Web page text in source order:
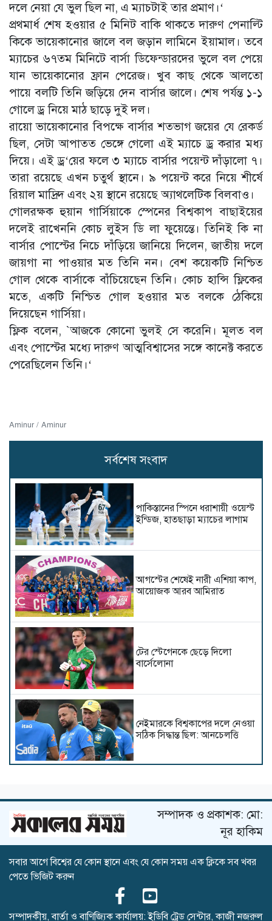
দলে নেয়া যে ভুল ছিল না, এ ম্যাচটাই তার প্রমাণ।‘
প্রথমার্ধ শেষ হওয়ার ৫ মিনিট বাকি থাকতে দারুণ পেনাল্টি
কিকে ভায়েকানোর জালে বল জড়ান লামিনে ইয়ামাল। তবে
ম্যাচের ৬৭তম মিনিটে বার্সা ডিফেন্ডারদের ভুলে বল পেয়ে
যান ভায়েকানোর ফ্রান পেরেজ। খুব কাছ থেকে আলতো
পায়ে বলটি তিনি জড়িয়ে দেন বার্সার জালে। শেষ পর্যন্ত ১-১
গোলে ড্র নিয়ে মাঠ ছাড়ে দুই দল।
রায়ো ভায়েকানোর বিপক্ষে বার্সার শতভাগ জয়ের যে রেকর্ড
ছিল, সেটা আপাতত ভেঙ্গে গেলো এই ম্যাচে ড্র করার মধ্য
দিয়ে। এই ড্র‘য়ের ফলে ৩ ম্যাচে বার্সার পয়েন্ট দাঁড়ালো ৭।
তারা রয়েছে এখন চতুর্থ স্থানে। ৯ পয়েন্ট করে নিয়ে শীর্ষে
রিয়াল মাদ্রিদ এবং ২য় স্থানে রয়েছে অ্যাথলেটিক বিলবাও।
গোলরক্ষক হুয়ান গার্সিয়াকে স্পেনের বিশ্বকাপ বাছাইয়ের
দলেই রাখেননি কোচ লুইস ডি লা ফুয়েন্তে। তিনিই কি না
বার্সার পোস্টের নিচে দাঁড়িয়ে জানিয়ে দিলেন, জাতীয় দলে
জায়গা না পাওয়ার মত তিনি নন। বেশ কয়েকটি নিশ্চিত
গোল থেকে বার্সাকে বাঁচিয়েছেন তিনি। কোচ হান্সি ফ্লিকের
মতে, একটি নিশ্চিত গোল হওয়ার মত বলকে ঠেকিয়ে
দিয়েছেন গার্সিয়া।
ফ্লিক বলেন, `আজকে কোনো ভুলই সে করেনি। মূলত বল
এবং পোস্টের মধ্যে দারুণ আত্মবিশ্বাসের সঙ্গে কানেক্ট করতে
পেরেছিলেন তিনি।‘
Aminur / Aminur
সর্বশেষ সংবাদ
পাকিস্তানের স্পিনে ধরাশায়ী ওয়েস্ট
ইন্ডিজ, হাতছাড়া ম্যাচের লাগাম
আগস্টের শেষেই নারী এশিয়া কাপ,
আয়োজক আরব আমিরাত
টের স্টেগেনকে ছেড়ে দিলো
বার্সেলোনা
নেইমারকে বিশ্বকাপের দলে নেওয়া
সঠিক সিদ্ধান্ত ছিল: আনচেলত্তি
বাংলাদেশের সঙ্গী কারা?
অস্ট্রেলিয়া সিরিজের আগে নাহিদ
সম্পাদক ও প্রকাশক: মো:
নূর হাকিম
সবার আগে বিশ্বের যে কোন স্থানে এবং যে কোন সময় এক ক্লিকে সব খবর
পেতে ভিজিট করুন
সম্পাদকীয়, বার্তা ও বাণিজ্যিক কার্যালয়: ইডিবি ট্রেড সেন্টার, কাজী নজরুল